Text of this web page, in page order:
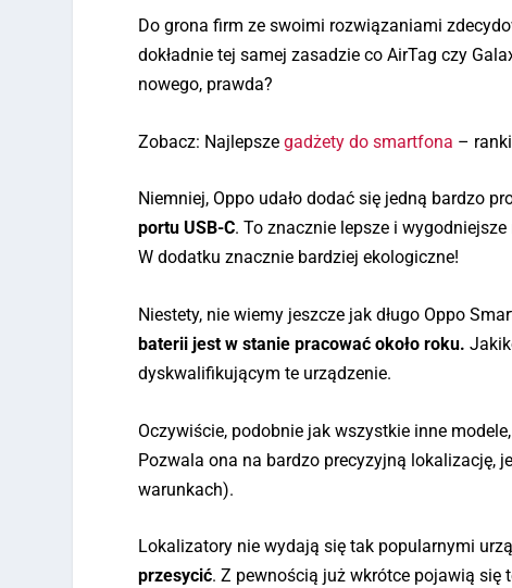
Do grona firm ze swoimi rozwiązaniami
dokładnie tej samej zasadzie co AirTag czy
nowego, prawda?
Zobacz: Najlepszegadżety do smartfona –
Niemniej, Oppo udało dodać się jedną bardzo
portu USB-C. To znacznie lepsze i
W dodatku znacznie bardziej ekologiczne!
Niestety, nie wiemy jeszcze jak długo Oppo
baterii jest w stanie pracować około roku.
dyskwalifikującym te urządzenie.
Oczywiście, podobnie jak wszystkie inne
Pozwala ona na bardzo precyzyjną lokalizację,
warunkach).
Lokalizatory nie wydają się tak popularnymi
przesycić. Z pewnością już wkrótce pojawią